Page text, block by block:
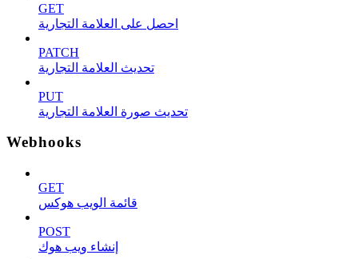
GET
احصل على العلامة التجارية
PATCH
تحديث العلامة التجارية
PUT
تحديث صورة العلامة التجارية
Webhooks
GET
قائمة الويب هوكس
POST
إنشاء ويب هوك